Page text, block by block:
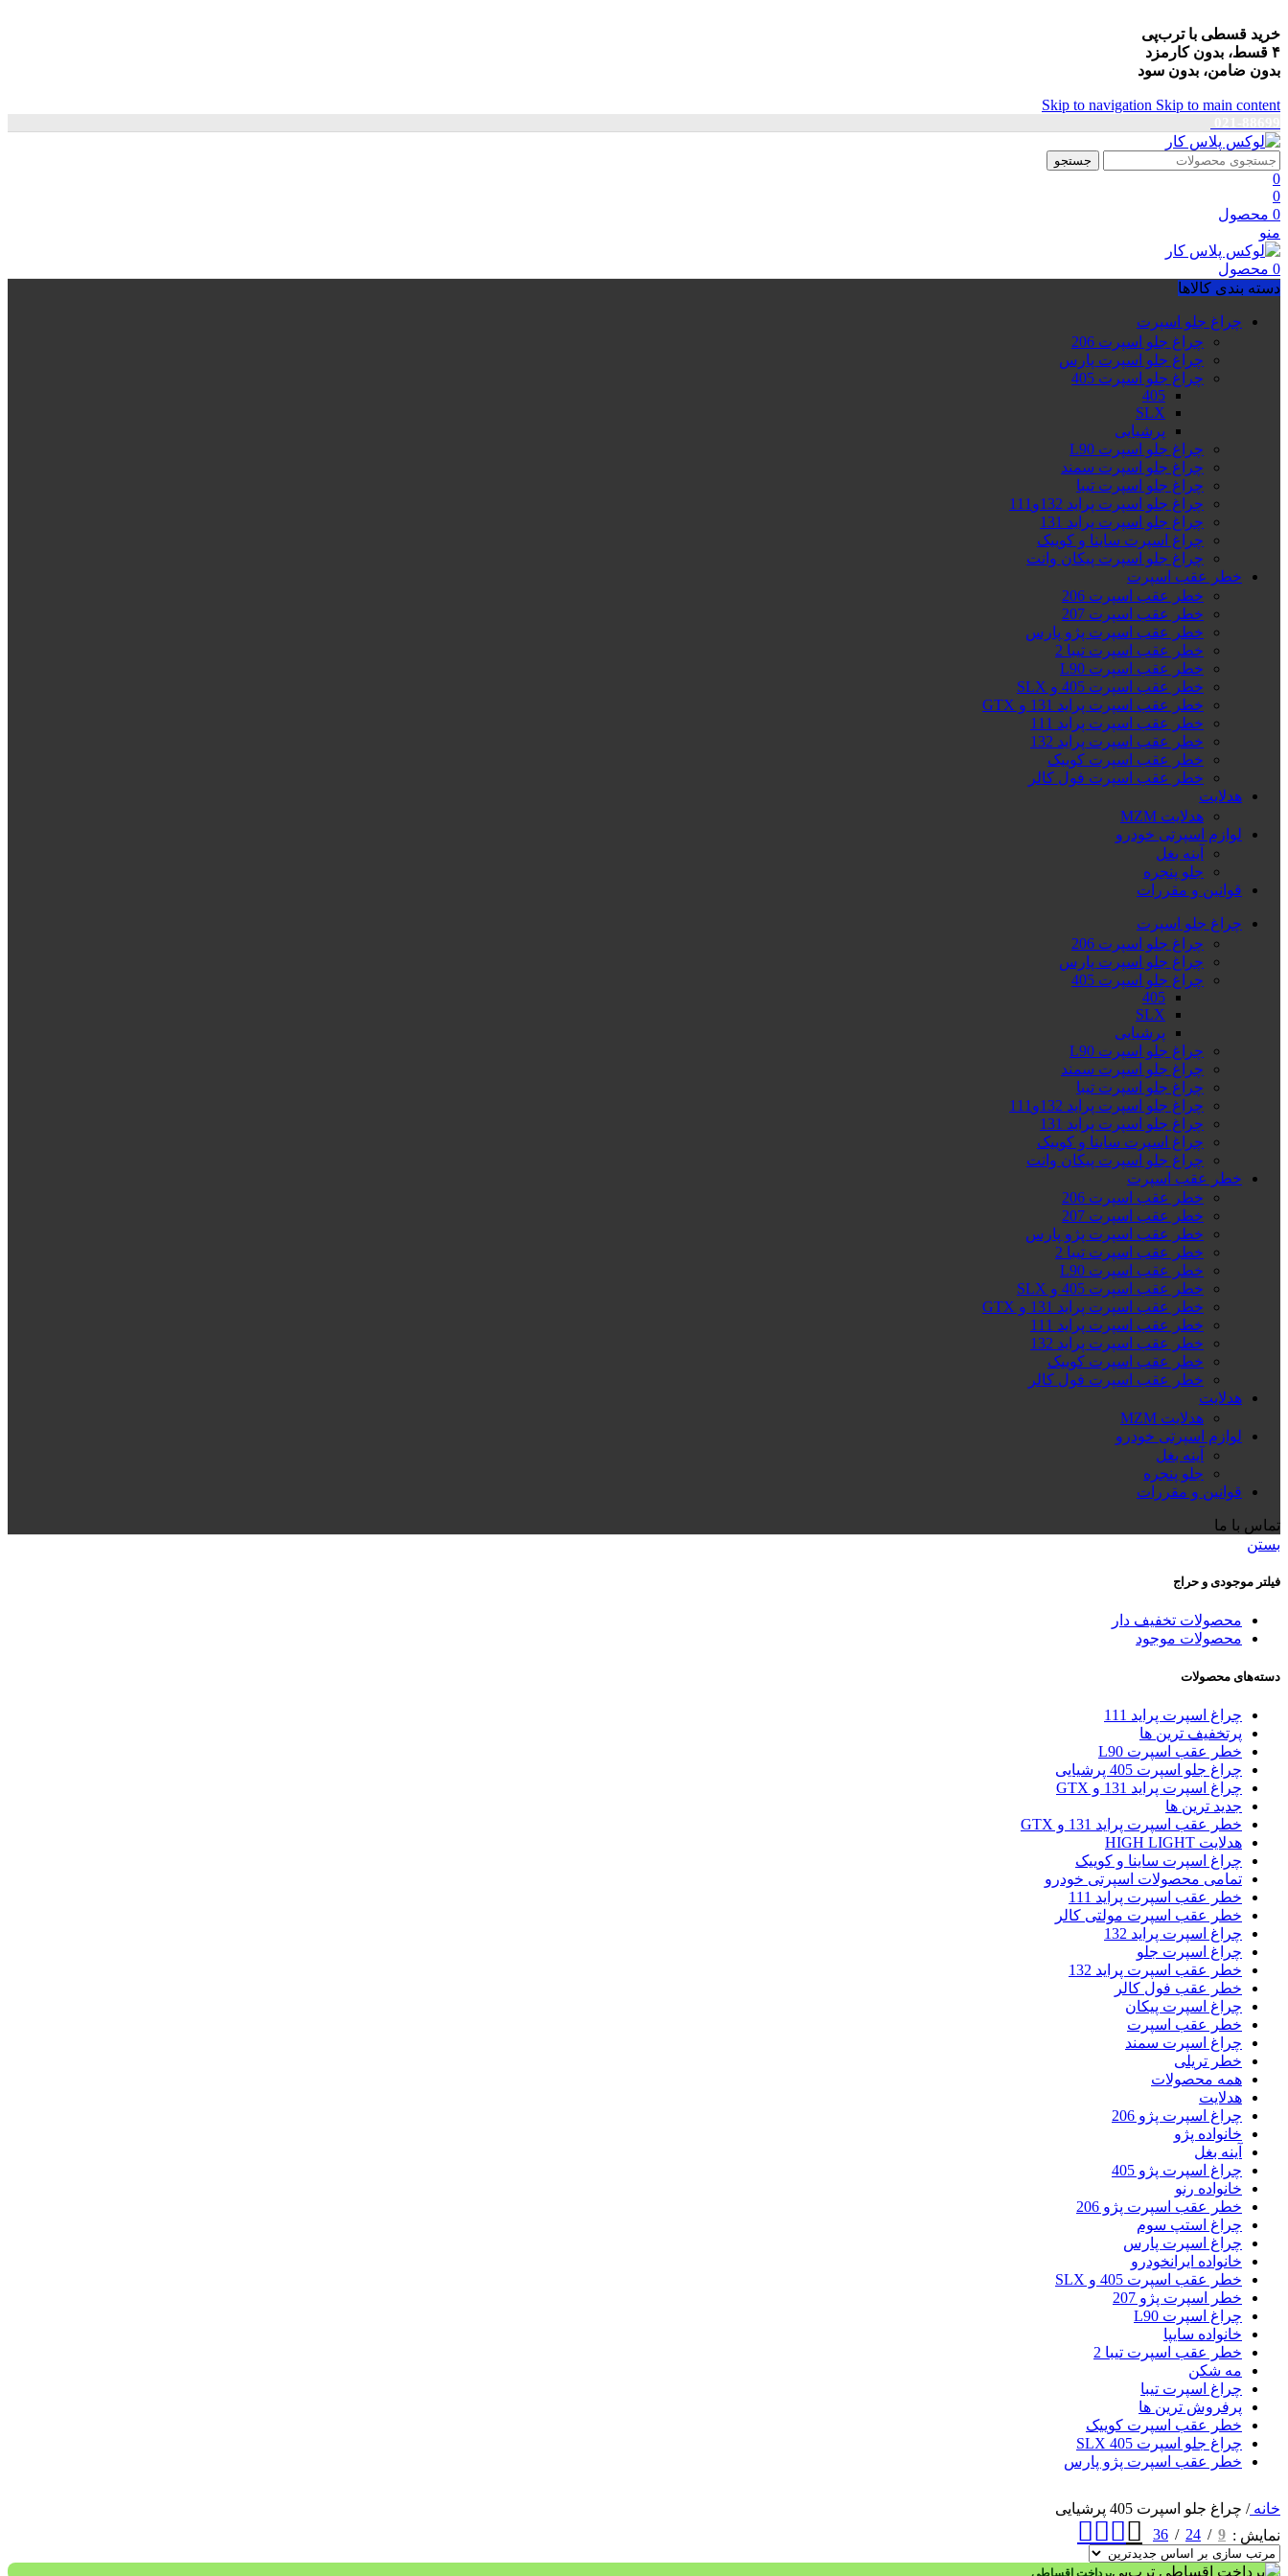
خرید قسطی با ترب‌پی
۴ قسط، بدون کارمزد
بدون ضامن، بدون سود
Skip to navigation Skip to main content
جستجو
0
0
0 محصول
منو
0 محصول
دسته بندی کالاها
چراغ جلو اسپرت
چراغ جلو اسپرت 206
چراغ جلو اسپرت پارس
چراغ جلو اسپرت 405
405
SLX
پرشیایی
چراغ جلو اسپرت L90
چراغ جلو اسپرت سمند
چراغ جلو اسپرت تیبا
چراغ جلو اسپرت پراید 132و111
چراغ جلو اسپرت پراید 131
چراغ اسپرت ساینا و کوییک
چراغ جلو اسپرت پیکان وانت
خطر عقب اسپرت
خطر عقب اسپرت 206
خطر عقب اسپرت 207
خطر عقب اسپرت پژو پارس
خطر عقب اسپرت تیبا 2
خطر عقب اسپرت L90
خطر عقب اسپرت 405 و SLX
خطر عقب اسپرت پراید 131 و GTX
خطر عقب اسپرت پراید 111
خطر عقب اسپرت پراید 132
خطر عقب اسپرت کوییک
خطر عقب اسپرت فول کالر
هدلایت
هدلایت MZM
لوازم اسپرتی خودرو
آینه بغل
جلو پنجره
قوانین و مقررات
چراغ جلو اسپرت
چراغ جلو اسپرت 206
چراغ جلو اسپرت پارس
چراغ جلو اسپرت 405
405
SLX
پرشیایی
چراغ جلو اسپرت L90
چراغ جلو اسپرت سمند
چراغ جلو اسپرت تیبا
چراغ جلو اسپرت پراید 132و111
چراغ جلو اسپرت پراید 131
چراغ اسپرت ساینا و کوییک
چراغ جلو اسپرت پیکان وانت
خطر عقب اسپرت
خطر عقب اسپرت 206
خطر عقب اسپرت 207
خطر عقب اسپرت پژو پارس
خطر عقب اسپرت تیبا 2
خطر عقب اسپرت L90
خطر عقب اسپرت 405 و SLX
خطر عقب اسپرت پراید 131 و GTX
خطر عقب اسپرت پراید 111
خطر عقب اسپرت پراید 132
خطر عقب اسپرت کوییک
خطر عقب اسپرت فول کالر
هدلایت
هدلایت MZM
لوازم اسپرتی خودرو
آینه بغل
جلو پنجره
قوانین و مقررات
تماس با ما
بستن
فیلتر موجودی و حراج
محصولات تخفیف دار
محصولات موجود
دسته‌های محصولات
چراغ اسپرت پراید 111
پرتخفیف ترین ها
خطر عقب اسپرت L90
چراغ جلو اسپرت 405 پرشیایی
چراغ اسپرت پراید 131 و GTX
جدید ترین ها
خطر عقب اسپرت پراید 131 و GTX
هدلایت HIGH LIGHT
چراغ اسپرت ساینا و کوییک
تمامی محصولات اسپرتی خودرو
خطر عقب اسپرت پراید 111
خطر عقب اسپرت مولتی کالر
چراغ اسپرت پراید 132
چراغ اسپرت جلو
خطر عقب اسپرت پراید 132
خطر عقب فول کالر
چراغ اسپرت پیکان
خطر عقب اسپرت
چراغ اسپرت سمند
خطر تریلی
همه محصولات
هدلایت
چراغ اسپرت پژو 206
خانواده پژو
آینه بغل
چراغ اسپرت پژو 405
خانواده رنو
خطر عقب اسپرت پژو 206
چراغ استپ سوم
چراغ اسپرت پارس
خانواده ایرانخودرو
خطر عقب اسپرت 405 و SLX
خطر اسپرت پژو 207
چراغ اسپرت L90
خانواده سایپا
خطر عقب اسپرت تیبا 2
مه شکن
چراغ اسپرت تیبا
پرفروش ترین ها
خطر عقب اسپرت کوییک
چراغ جلو اسپرت 405 SLX
خطر عقب اسپرت پژو پارس
خانه/ چراغ جلو اسپرت 405 پرشیایی
نمایش
9
24
36
پرداخت اقساطی